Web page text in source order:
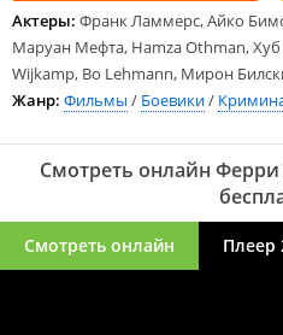
Актеры: Франк Ламмерс, Айко
Маруан Мефта, Hamza Othman,
Wijkamp, Bo Lehmann, Мирон
Жанр: Фильмы / Боевики/
Смотреть онлайн
Смотреть онлайн Плеер